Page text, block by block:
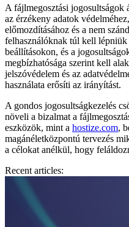
A fájlmegosztási jogosultságok
az érzékeny adatok
előmozdításához és a nem
felhasználóknak túl kell lépniük
beállításokon, és a
megbízhatósága szerint kell
jelszóvédelem és az
használata erősíti az irányítást.
A gondos jogosultságkezelés
növeli a bizalmat a
eszközök, mint a hostize.com,
magánéletközpontú tervezés
a célokat anélkül, hogy
Recent articles: